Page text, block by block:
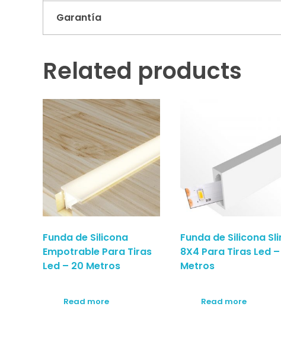
Garantía
Related products
Funda de Silicona
Empotrable Para Tiras
Led – 20 Metros
Read more
Funda de Silicona
8X4 Para Tiras Led
Metros
Read more